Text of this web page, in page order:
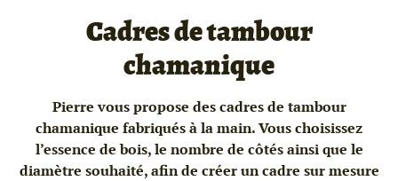
peaux
et
peintures
canalisées,
soins
énergétiques,
stages
Cadres de tambour
chamanique
Pierre vous propose des cadres de tambour
chamanique fabriqués à la main. Vous choisissez
l’essence de bois, le nombre de côtés ainsi que le
diamètre souhaité, afin de créer un cadre sur mesure